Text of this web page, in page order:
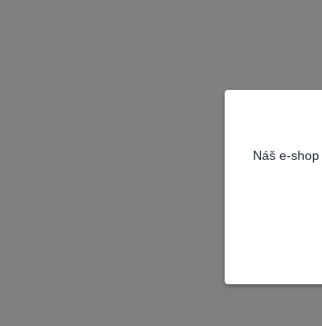
Náš e-